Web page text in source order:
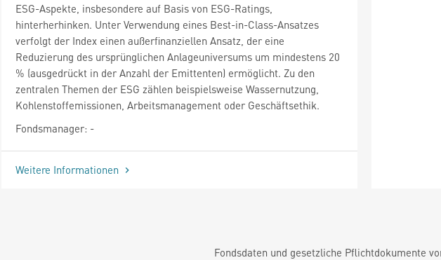
ESG-Aspekte, insbesondere auf Basis von ESG-Ratings,
hinterherhinken. Unter Verwendung eines Best-in-Class-Ansatzes
verfolgt der Index einen außerfinanziellen Ansatz, der eine
Reduzierung des ursprünglichen Anlageuniversums um mindestens 20
% (ausgedrückt in der Anzahl der Emittenten) ermöglicht. Zu den
zentralen Themen der ESG zählen beispielsweise Wassernutzung,
Kohlenstoffemissionen, Arbeitsmanagement oder Geschäftsethik.
Fondsmanager: -
Weitere Informationen
Fondsdaten und gesetzliche Pflichtdokumente